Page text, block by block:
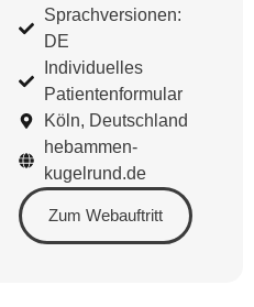
Sprachversionen:
DE
Individuelles
Patientenformular
Köln, Deutschland
hebammen-
kugelrund.de
Zum Webauftritt